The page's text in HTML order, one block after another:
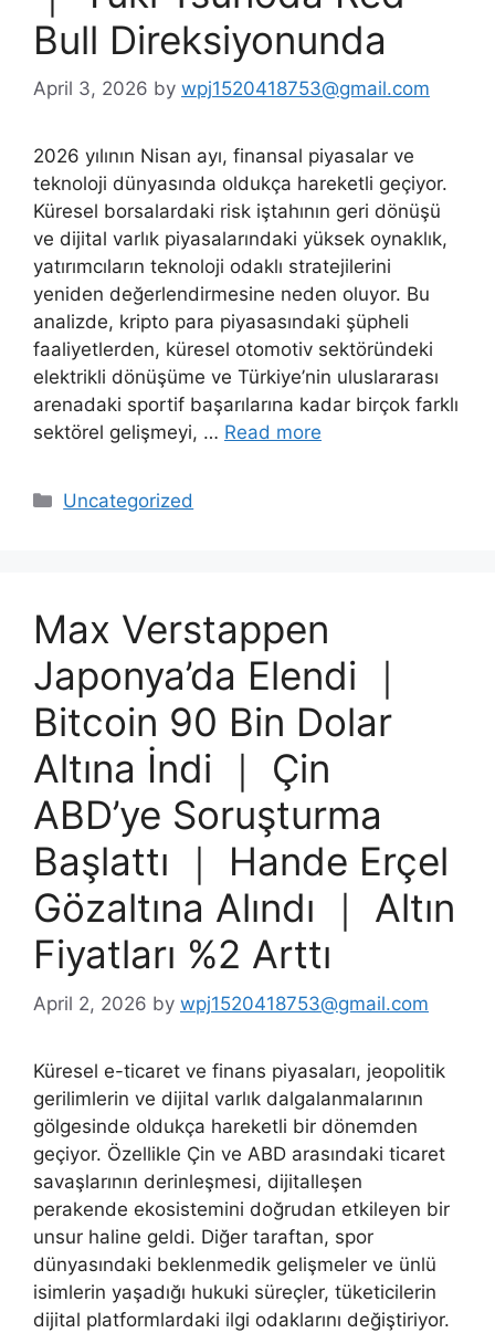
Bull Direksiyonunda
April 3, 2026 by wpj1520418753@gmail.com
2026 yılının Nisan ayı, finansal piyasalar ve
teknoloji dünyasında oldukça hareketli geçiyor.
Küresel borsalardaki risk iştahının geri dönüşü
ve dijital varlık piyasalarındaki yüksek oynaklık,
yatırımcıların teknoloji odaklı stratejilerini
yeniden değerlendirmesine neden oluyor. Bu
analizde, kripto para piyasasındaki şüpheli
faaliyetlerden, küresel otomotiv sektöründeki
elektrikli dönüşüme ve Türkiye’nin uluslararası
arenadaki sportif başarılarına kadar birçok farklı
sektörel gelişmeyi, … Read more
Categories
Uncategorized
Max Verstappen
Japonya’da Elendi ｜
Bitcoin 90 Bin Dolar
Altına İndi ｜ Çin
ABD’ye Soruşturma
Başlattı ｜ Hande Erçel
Gözaltına Alındı ｜ Altın
Fiyatları %2 Arttı
April 2, 2026 by wpj1520418753@gmail.com
Küresel e-ticaret ve finans piyasaları, jeopolitik
gerilimlerin ve dijital varlık dalgalanmalarının
gölgesinde oldukça hareketli bir dönemden
geçiyor. Özellikle Çin ve ABD arasındaki ticaret
savaşlarının derinleşmesi, dijitalleşen
perakende ekosistemini doğrudan etkileyen bir
unsur haline geldi. Diğer taraftan, spor
dünyasındaki beklenmedik gelişmeler ve ünlü
isimlerin yaşadığı hukuki süreçler, tüketicilerin
dijital platformlardaki ilgi odaklarını değiştiriyor.